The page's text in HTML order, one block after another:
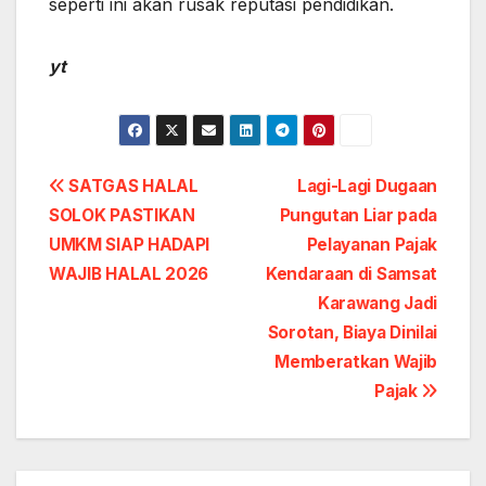
yt
Post
navigation
Lagi-Lagi Dugaan
Pungutan Liar pada
Pelayanan Pajak
Kendaraan di Samsat
Karawang Jadi
Sorotan, Biaya Dinilai
Memberatkan Wajib
Pajak
SATGAS HALAL
SOLOK PASTIKAN
UMKM SIAP HADAPI
WAJIB HALAL 2026